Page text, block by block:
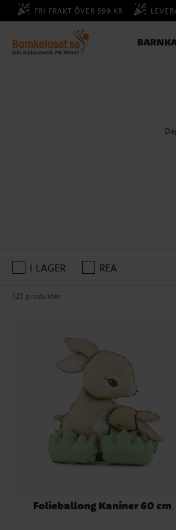
FRI FRAKT ÖVER 599 KR
I LAGER REA
123 produkter
Folieballong Kaniner 60 cm